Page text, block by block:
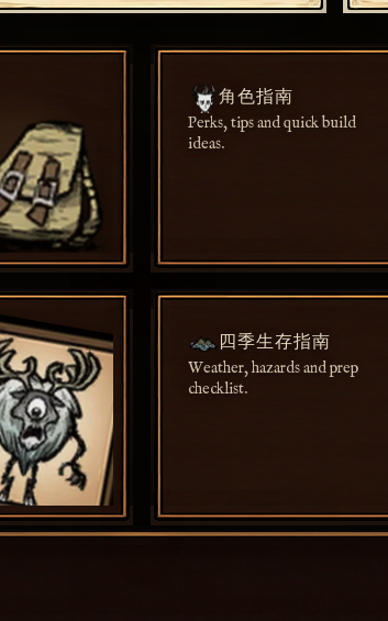
角色指南
Perks, tips and quick build
ideas.
四季生存指南
Weather, hazards and prep
checklist.